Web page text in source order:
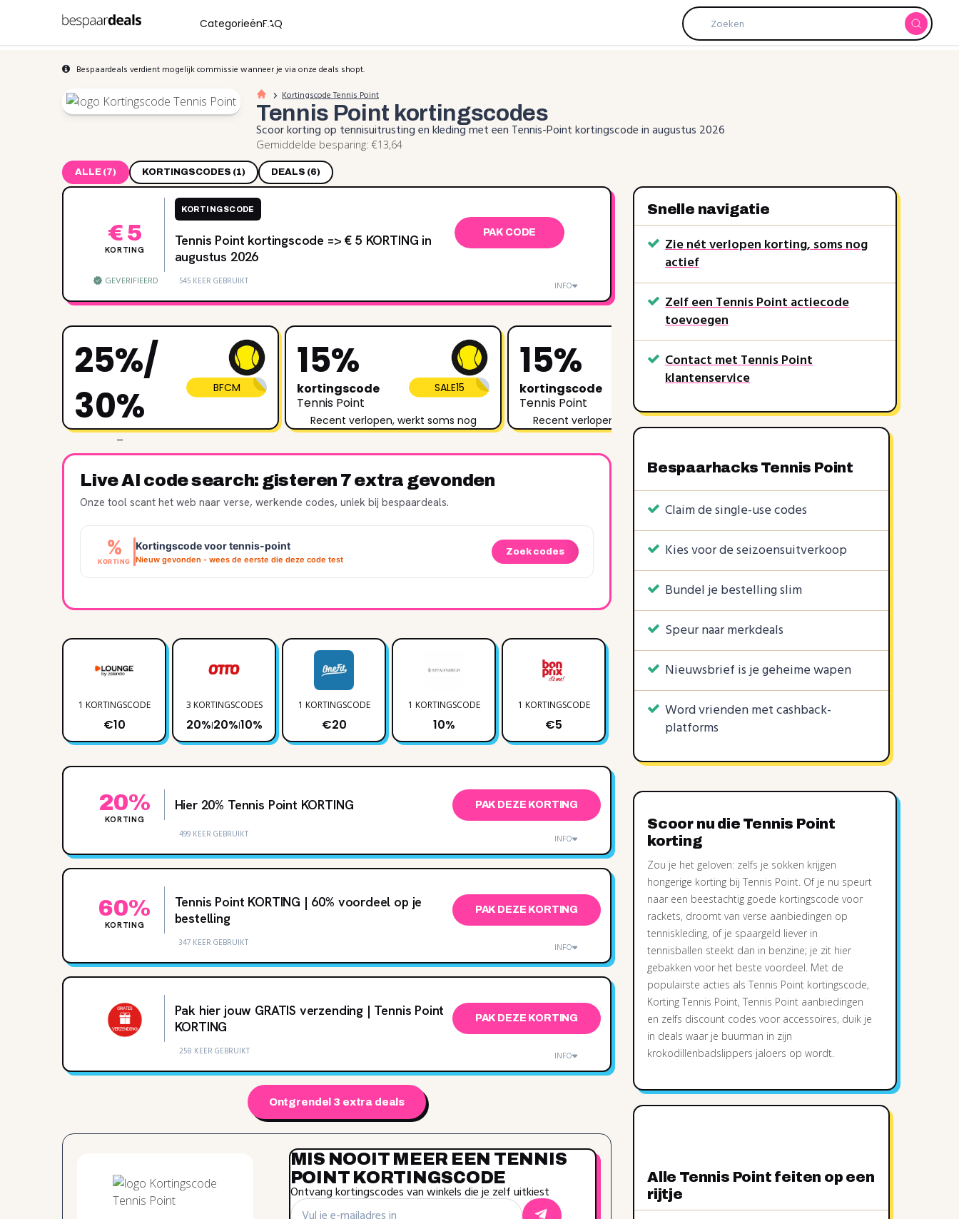
CategorieënFAQ
Bespaardeals verdient mogelijk commissie wanneer je via onze deals shopt.
Kortingscode Tennis Point
Tennis Point kortingscodes
Scoor korting op tennisuitrusting en kleding met een Tennis-Point kortingscode in augustus 2026
Gemiddelde besparing: €13,64
ALLE (7) KORTINGSCODES (1) DEALS (6)
€ 5
KORTING
KORTINGSCODE
Tennis Point kortingscode => € 5 KORTING in
augustus 2026
PAK CODE
GEVERIFIEERD 545 KEER GEBRUIKT INFO
25%/
30%
extra
kortingscode
Tennis Point
BFCM
Recent verlopen, werkt soms nog
15%
kortingscode
Tennis Point
SALE15
Recent verlopen, werkt soms nog
15%
kortingscode
Tennis Point
NIKE15
Recent verlopen, werkt soms nog
15%
kortingscode
Recent verlopen, werkt soms nog
Live AI code search: gisteren 7 extra gevonden
Onze tool scant het web naar verse, werkende codes, uniek bij bespaardeals.
%
KORTING
Kortingscode voor tennis-point
Nieuw gevonden - wees de eerste die deze code test
Zoek codes
1 KORTINGSCODE
€10
3 KORTINGSCODES
20%|20%|10%
1 KORTINGSCODE
€20
1 KORTINGSCODE
10%
1 KORTINGSCODE
€5
1 KORTINGSCODE
50%
3 KORTINGSCODES
20%
KORTING
Hier 20% Tennis Point KORTING PAK DEZE KORTING
499 KEER GEBRUIKT INFO
60%
KORTING
Tennis Point KORTING | 60% voordeel op je
bestelling
PAK DEZE KORTING
347 KEER GEBRUIKT INFO
Pak hier jouw GRATIS verzending | Tennis Point
KORTING
PAK DEZE KORTING
258 KEER GEBRUIKT INFO
Ontgrendel 3 extra deals
MIS NOOIT MEER EEN TENNIS
POINT KORTINGSCODE
Ontvang kortingscodes van winkels die je zelf uitkiest
Snelle navigatie
Zie nét verlopen korting, soms nog
actief
Zelf een Tennis Point actiecode
toevoegen
Contact met Tennis Point
klantenservice
Bespaarhacks Tennis Point
Claim de single-use codes
Kies voor de seizoensuitverkoop
Bundel je bestelling slim
Speur naar merkdeals
Nieuwsbrief is je geheime wapen
Word vrienden met cashback-
platforms
Scoor nu die Tennis Point
korting
Zou je het geloven: zelfs je sokken krijgen
hongerige korting bij Tennis Point. Of je nu speurt
naar een beestachtig goede kortingscode voor
rackets, droomt van verse aanbiedingen op
tenniskleding, of je spaargeld liever in
tennisballen steekt dan in benzine; je zit hier
gebakken voor het beste voordeel. Met de
populairste acties als Tennis Point kortingscode,
Korting Tennis Point, Tennis Point aanbiedingen
en zelfs discount codes voor accessoires, duik je
in deals waar je buurman in zijn
krokodillenbadslippers jaloers op wordt.
Alle Tennis Point feiten op een
rijtje